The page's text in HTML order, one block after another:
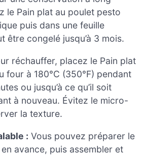
le Pain plat au poulet pesto
puis dans une feuille
être congelé jusqu’à 3 mois.
réchauffer, placez le Pain plat
four à 180°C (350°F) pendant
ou jusqu’à ce qu’il soit
à nouveau. Évitez le micro-
la texture.
: Vous pouvez préparer le
avance, puis assembler et